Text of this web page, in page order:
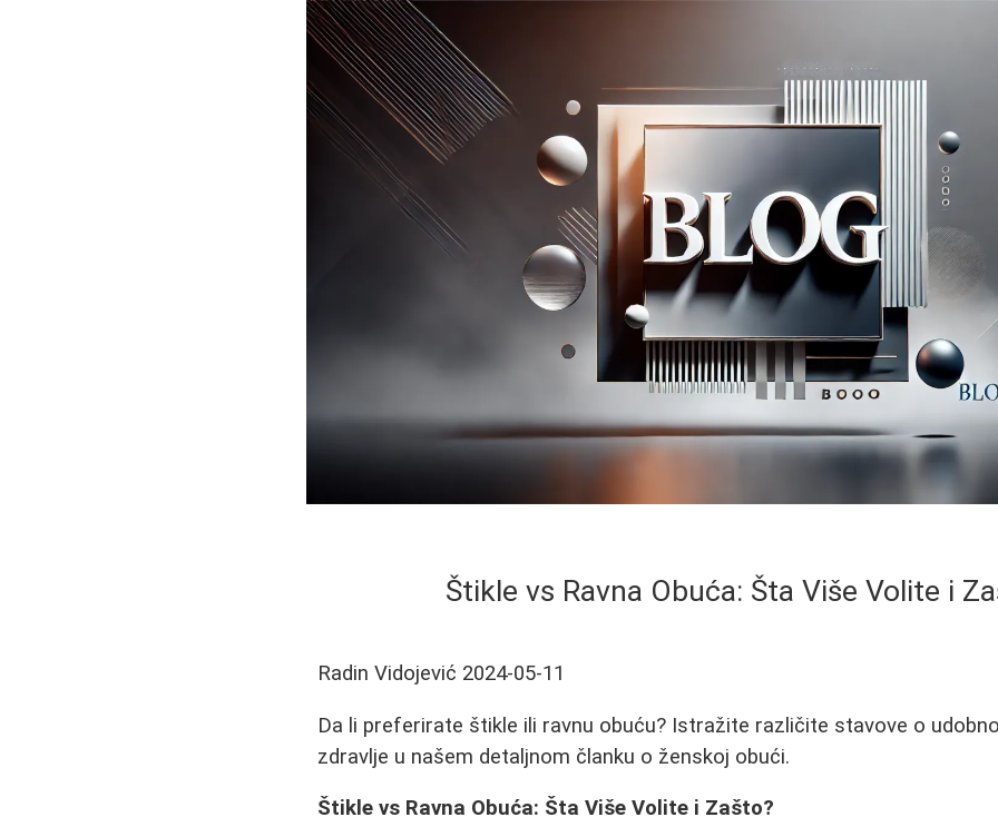
Štikle vs Ravna Obuća: Šta Više Volite i
Radin Vidojević 2024-05-11
Da li preferirate štikle ili ravnu obuću? Istražite različite stavove o
zdravlje u našem detaljnom članku o ženskoj obući.
Štikle vs Ravna Obuća: Šta Više Volite i Zašto?